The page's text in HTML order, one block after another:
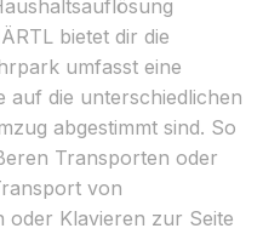
bietet dir die
umfasst eine
auf die unterschiedlichen
abgestimmt sind. So
Transporten oder
von
oder Klavieren zur Seite